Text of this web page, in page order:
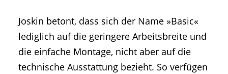
Joskin betont, dass sich der Name »Basic«
lediglich auf die geringere Arbeitsbreite und
die einfache Montage, nicht aber auf die
technische Ausstattung bezieht. So verfügen